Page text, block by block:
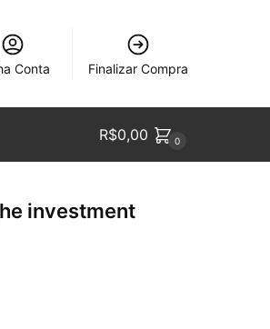
Conta Finalizar Compra
R$0,00 0
investment